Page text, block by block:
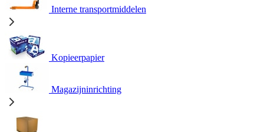
Interne transportmiddelen
Kopieerpapier
Magazijninrichting